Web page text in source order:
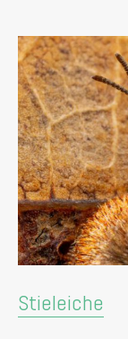
Stieleiche